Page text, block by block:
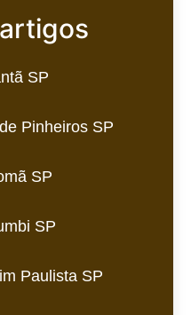
SP
Pinheiros SP
SP
SP
Paulista SP